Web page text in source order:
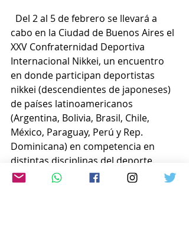
cabo en la Ciudad de Buenos Aires el
XXV Confraternidad Deportiva
Internacional Nikkei, un encuentro
en donde participan deportistas
nikkei (descendientes de japoneses)
de países latinoamericanos
(Argentina, Bolivia, Brasil, Chile,
México, Paraguay, Perú y Rep.
Dominicana) en competencia en
distintas disciplinas del deporte.
La actividad tiene como sede